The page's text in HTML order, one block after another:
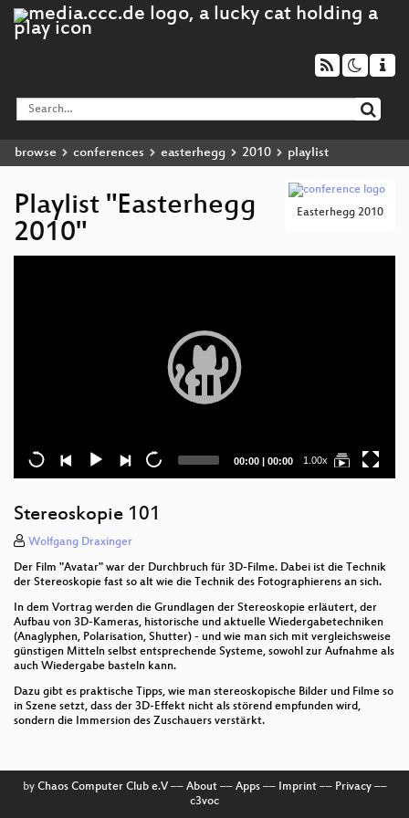
browse conferences easterhegg 2010 playlist
Easterhegg 2010
Playlist "Easterhegg
2010"
Current
00:00 | Total
00:00 1.00x
Stereoskopie 101
Wolfgang Draxinger
Der Film "Avatar" war der Durchbruch für 3D-Filme. Dabei ist die Technik
der Stereoskopie fast so alt wie die Technik des Fotographierens an sich.
In dem Vortrag werden die Grundlagen der Stereoskopie erläutert, der
Aufbau von 3D-Kameras, historische und aktuelle Wiedergabetechniken
(Anaglyphen, Polarisation, Shutter) - und wie man sich mit vergleichsweise
günstigen Mitteln selbst entsprechende Systeme, sowohl zur Aufnahme als
auch Wiedergabe basteln kann.
Dazu gibt es praktische Tipps, wie man stereoskopische Bilder und Filme so
in Szene setzt, dass der 3D-Effekt nicht als störend empfunden wird,
sondern die Immersion des Zuschauers verstärkt.
by Chaos Computer Club e.V–– About–– Apps–– Imprint–– Privacy––
c3voc